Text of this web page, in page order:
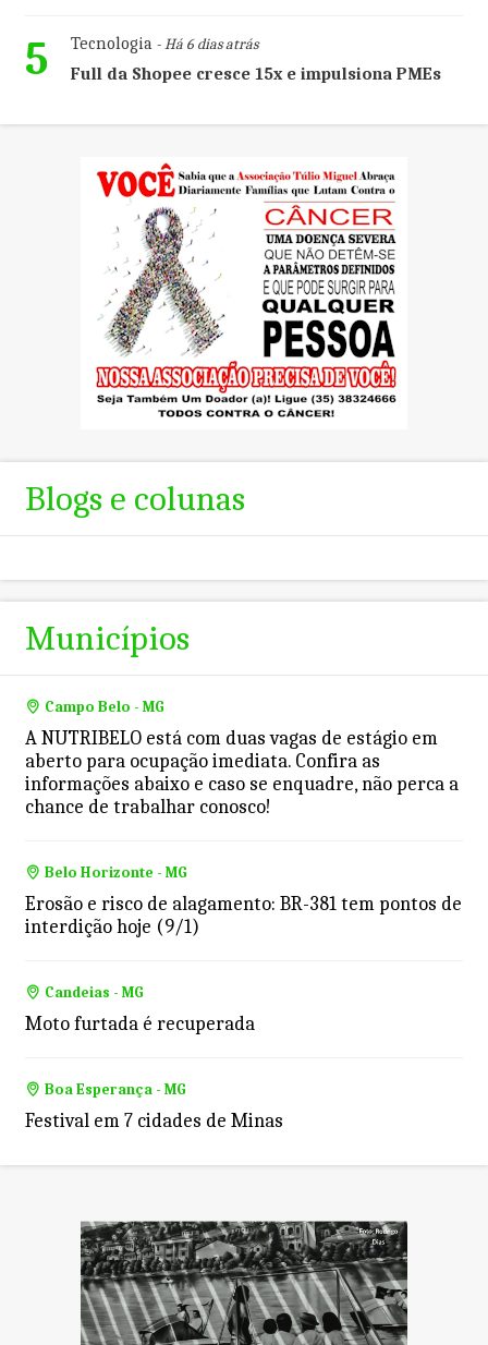
5 Tecnologia- Há 6 dias atrás
Full da Shopee cresce 15x e impulsiona PMEs
Blogs e colunas
Municípios
Campo Belo - MG
A NUTRIBELO está com duas vagas de estágio em
aberto para ocupação imediata. Confira as
informações abaixo e caso se enquadre, não perca a
chance de trabalhar conosco!
Belo Horizonte - MG
Erosão e risco de alagamento: BR-381 tem pontos de
interdição hoje (9/1)
Candeias - MG
Moto furtada é recuperada
Boa Esperança - MG
Festival em 7 cidades de Minas